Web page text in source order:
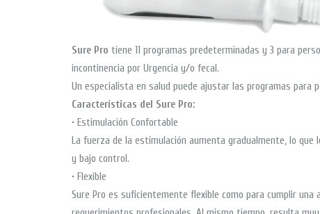
Sure Pro tiene 11 programas predeterminadas y 3 para
incontinencia por Urgencia y/o fecal.
Un especialista en salud puede ajustar las programas para
Características del Sure Pro:
• Estimulación Confortable
La fuerza de la estimulación aumenta gradualmente, lo
y bajo control.
• Flexible
Sure Pro es suficientemente flexible como para cumplir una